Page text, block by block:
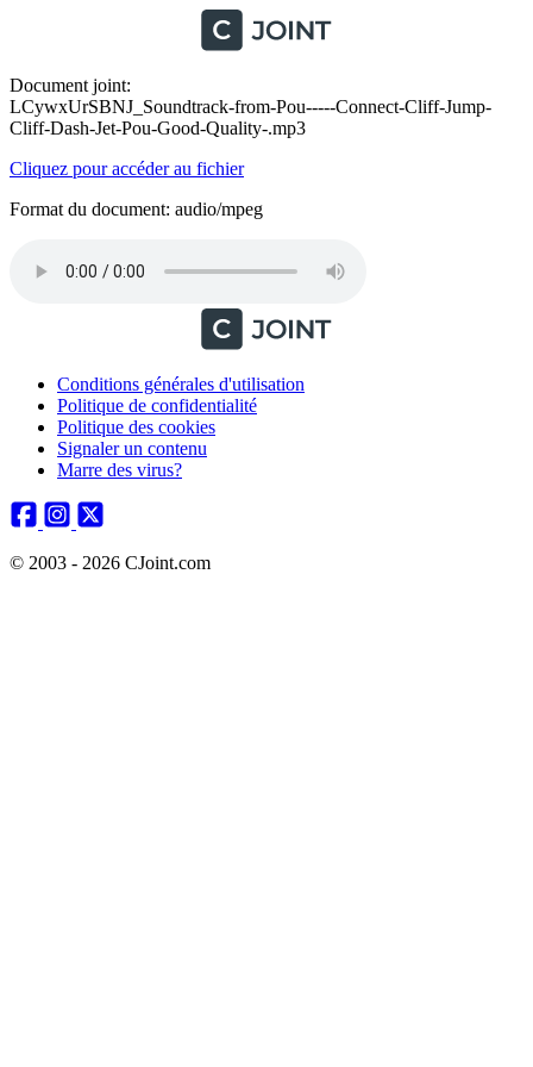
Document joint:
LCywxUrSBNJ_Soundtrack-from-Pou-----Connect-Cliff-Jump-
Cliff-Dash-Jet-Pou-Good-Quality-.mp3
Cliquez pour accéder au fichier
Format du document: audio/mpeg
Conditions générales d'utilisation
Politique de confidentialité
Politique des cookies
Signaler un contenu
Marre des virus?
© 2003 - 2026 CJoint.com